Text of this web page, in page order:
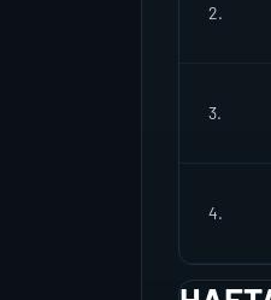
2.
3.
4.